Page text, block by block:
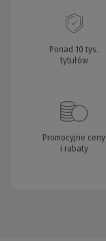
Ponad 10 tys.
tytułów
Promocyjne ceny
i rabaty